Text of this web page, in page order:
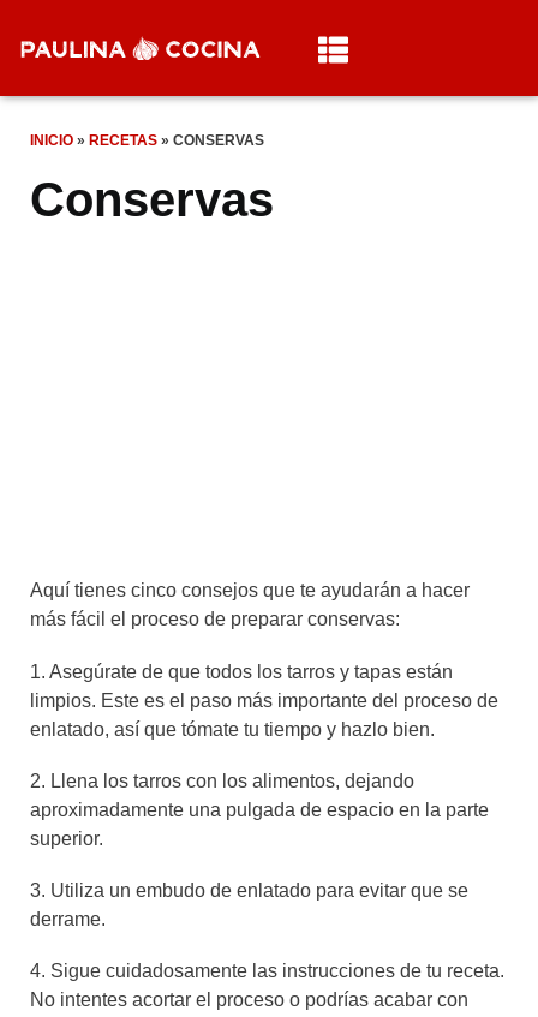
INICIO » RECETAS » CONSERVAS
Conservas
Aquí tienes cinco consejos que te ayudarán a hacer
más fácil el proceso de preparar conservas:
1. Asegúrate de que todos los tarros y tapas están
limpios. Este es el paso más importante del proceso de
enlatado, así que tómate tu tiempo y hazlo bien.
2. Llena los tarros con los alimentos, dejando
aproximadamente una pulgada de espacio en la parte
superior.
3. Utiliza un embudo de enlatado para evitar que se
derrame.
4. Sigue cuidadosamente las instrucciones de tu receta.
No intentes acortar el proceso o podrías acabar con